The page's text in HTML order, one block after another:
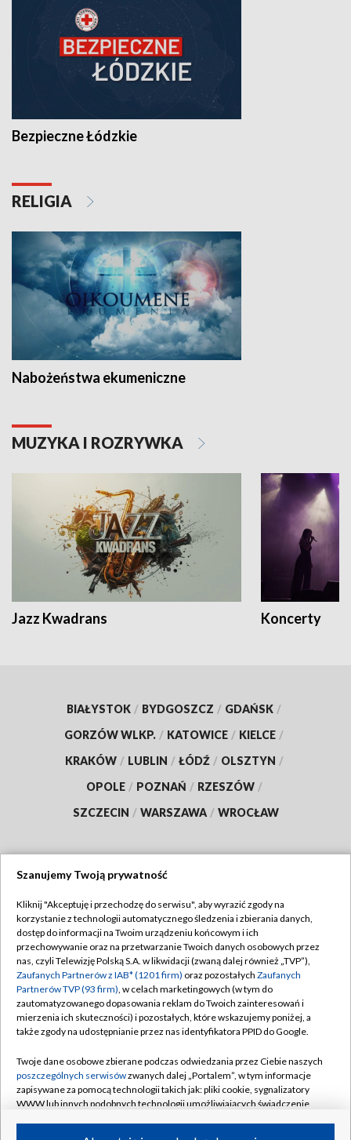
Bezpieczne Łódzkie
RELIGIA
Nabożeństwa ekumeniczne
MUZYKA I ROZRYWKA
Jazz Kwadrans Koncerty
BIAŁYSTOK / BYDGOSZCZ / GDAŃSK /
GORZÓW WLKP. / KATOWICE / KIELCE /
KRAKÓW / LUBLIN / ŁÓDŹ / OLSZTYN /
OPOLE / POZNAŃ / RZESZÓW /
SZCZECIN / WARSZAWA / WROCŁAW
TVP
Abonament TVP
Emisja w TVP
Centrum informacji TVP
Naziemna Telewizja Cyfrowa
Rada Programowa
System NOS
Informacje o nadawcy
Regulamin TVP
Polityka prywatności
Moje zgody
Pomoc
Kontakt
Kanały
Szanujemy Twoją prywatność
Kliknij "Akceptuję i przechodzę do serwisu", aby wyrazić zgody na
korzystanie z technologii automatycznego śledzenia i zbierania danych,
dostęp do informacji na Twoim urządzeniu końcowym i ich
przechowywanie oraz na przetwarzanie Twoich danych osobowych przez
nas, czyli Telewizję Polską S.A. w likwidacji (zwaną dalej również „TVP”),
Zaufanych Partnerów z IAB* (1201 firm) oraz pozostałych Zaufanych
Partnerów TVP (93 firm), w celach marketingowych (w tym do
zautomatyzowanego dopasowania reklam do Twoich zainteresowań i
mierzenia ich skuteczności) i pozostałych, które wskazujemy poniżej, a
także zgody na udostępnianie przez nas identyfikatora PPID do Google.
Twoje dane osobowe zbierane podczas odwiedzania przez Ciebie naszych
poszczególnych serwisówzwanych dalej „Portalem”, w tym informacje
zapisywane za pomocą technologii takich jak: pliki cookie, sygnalizatory
WWW lub innych podobnych technologii umożliwiających świadczenie